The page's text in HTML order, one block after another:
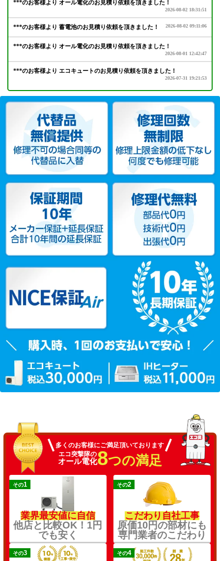
多くのお客様にご満足頂いております
エコ突撃隊の
オール電化8つの満足
その1
業界最安値に自信
他店と比較OK！1円
でも安く
その2
こだわり自社工事
原価10円の部材にも
専門業者のこだわり
その3 その4